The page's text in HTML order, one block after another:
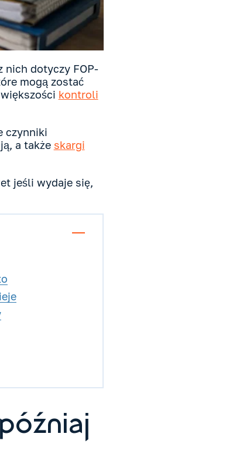
nich dotyczy FOP-
mogą zostać
kontroli
czynniki
a także skargi
jeśli wydaje się,